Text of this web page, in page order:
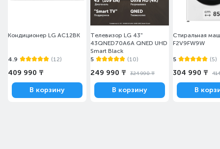
Кондиционер LG AC12BK
4.9 (12)
409 990 ₸
В корзину
Телевизор LG 43"
43QNED70A6A QNED UHD
Smart Black
5
(10)
249 990 ₸ 324 990 ₸
В корзину
Стиральная
F2V9FW9W
5 (5)
304 990 ₸
В